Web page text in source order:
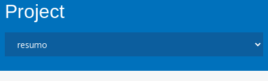
Project